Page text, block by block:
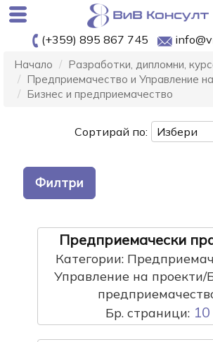
(+359) 895 867 745
Начало
Разработки, дипломни,
Предприемачество и Управление
Бизнес и предприемачество
Сортирай по:
Филтри
Предприемачески
Категории:
Управление на проекти/
Бр. страници: 10